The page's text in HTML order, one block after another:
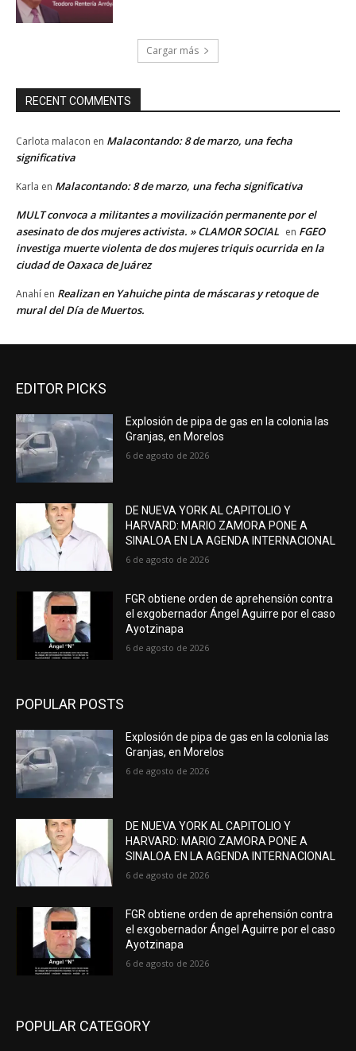
Cargar más
RECENT COMMENTS
Carlota malacon en Malacontando: 8 de marzo, una fecha
significativa
Karla en Malacontando: 8 de marzo, una fecha significativa
MULT convoca a militantes a movilización permanente por el
asesinato de dos mujeres activista. » CLAMOR SOCIAL en FGEO
investiga muerte violenta de dos mujeres triquis ocurrida en la
ciudad de Oaxaca de Juárez
Anahí en Realizan en Yahuiche pinta de máscaras y retoque de
mural del Día de Muertos.
EDITOR PICKS
Explosión de pipa de gas en la colonia las
Granjas, en Morelos
6 de agosto de 2026
DE NUEVA YORK AL CAPITOLIO Y
HARVARD: MARIO ZAMORA PONE A
SINALOA EN LA AGENDA INTERNACIONAL
6 de agosto de 2026
FGR obtiene orden de aprehensión contra
el exgobernador Ángel Aguirre por el caso
Ayotzinapa
6 de agosto de 2026
POPULAR POSTS
Explosión de pipa de gas en la colonia las
Granjas, en Morelos
6 de agosto de 2026
DE NUEVA YORK AL CAPITOLIO Y
HARVARD: MARIO ZAMORA PONE A
SINALOA EN LA AGENDA INTERNACIONAL
6 de agosto de 2026
FGR obtiene orden de aprehensión contra
el exgobernador Ángel Aguirre por el caso
Ayotzinapa
6 de agosto de 2026
POPULAR CATEGORY